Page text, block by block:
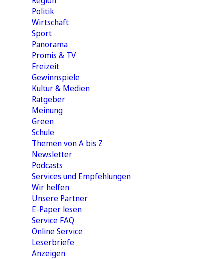
Politik
Wirtschaft
Sport
Panorama
Promis & TV
Freizeit
Gewinnspiele
Kultur & Medien
Ratgeber
Meinung
Green
Schule
Themen von A bis Z
Newsletter
Podcasts
Services und Empfehlungen
Wir helfen
Unsere Partner
E-Paper lesen
Service FAQ
Online Service
Leserbriefe
Anzeigen